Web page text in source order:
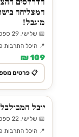
המצליחה
מוגבל!
📅 שלישי, 29 ספטמבר ⏰ 10:00
📍 היכל התרבות
109 ₪
📋 פרטים
יובל
📅 שלישי, 22 ספטמבר ⏰ 17:30
📍 היכל התרבות